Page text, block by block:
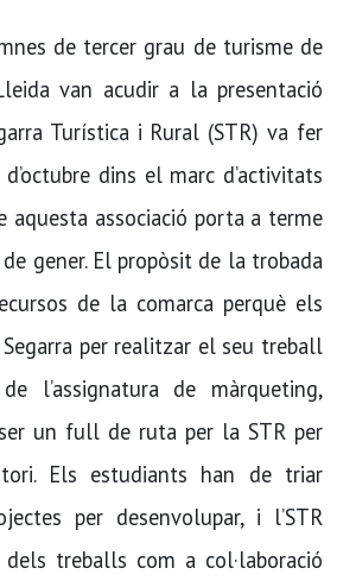
de tercer grau de turisme de
van acudir a la presentació
Turística i Rural (STR) va fer
dins el marc d’activitats
aquesta associació porta a terme
gener. El propòsit de la trobada
de la comarca perquè els
per realitzar el seu treball
l’assignatura de màrqueting,
un full de ruta per la STR per
Els estudiants han de triar
per desenvolupar, i l’STR
treballs com a col·laboració